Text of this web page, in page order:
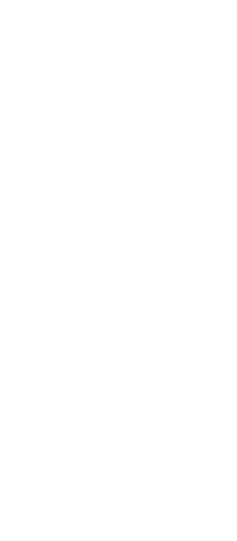
femme comme les
avec ses amis,
de nouveaux
à profiter de sa
L’avenir
Elle envisage de
de la santé
surmonter leurs
par
professeur.